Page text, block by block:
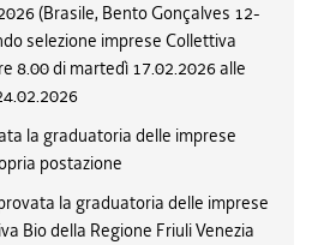
(Brasile, Bento Gonçalves 12-
selezione imprese Collettiva
8.00 di martedì 17.02.2026 alle
la graduatoria delle imprese
postazione
la graduatoria delle imprese
Bio della Regione Friuli Venezia